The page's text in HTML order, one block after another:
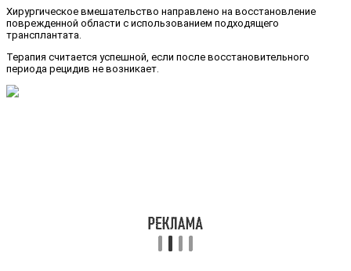
Хирургическое вмешательство направлено на восстановление
поврежденной области с использованием подходящего
трансплантата.
Терапия считается успешной, если после восстановительного
периода рецидив не возникает.